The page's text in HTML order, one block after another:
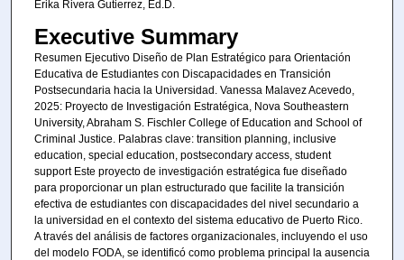
Erika Rivera Gutierrez, Ed.D.
Executive Summary
Resumen Ejecutivo Diseño de Plan Estratégico para Orientación
Educativa de Estudiantes con Discapacidades en Transición
Postsecundaria hacia la Universidad. Vanessa Malavez Acevedo,
2025: Proyecto de Investigación Estratégica, Nova Southeastern
University, Abraham S. Fischler College of Education and School of
Criminal Justice. Palabras clave: transition planning, inclusive
education, special education, postsecondary access, student
support Este proyecto de investigación estratégica fue diseñado
para proporcionar un plan estructurado que facilite la transición
efectiva de estudiantes con discapacidades del nivel secundario a
la universidad en el contexto del sistema educativo de Puerto Rico.
A través del análisis de factores organizacionales, incluyendo el uso
del modelo FODA, se identificó como problema principal la ausencia